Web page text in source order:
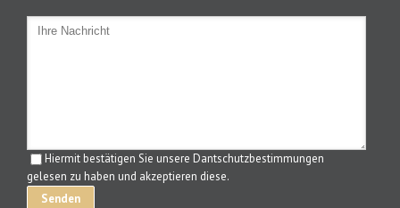
Hiermit bestätigen Sie unsere Dantschutzbestimmungen
gelesen zu haben und akzeptieren diese.